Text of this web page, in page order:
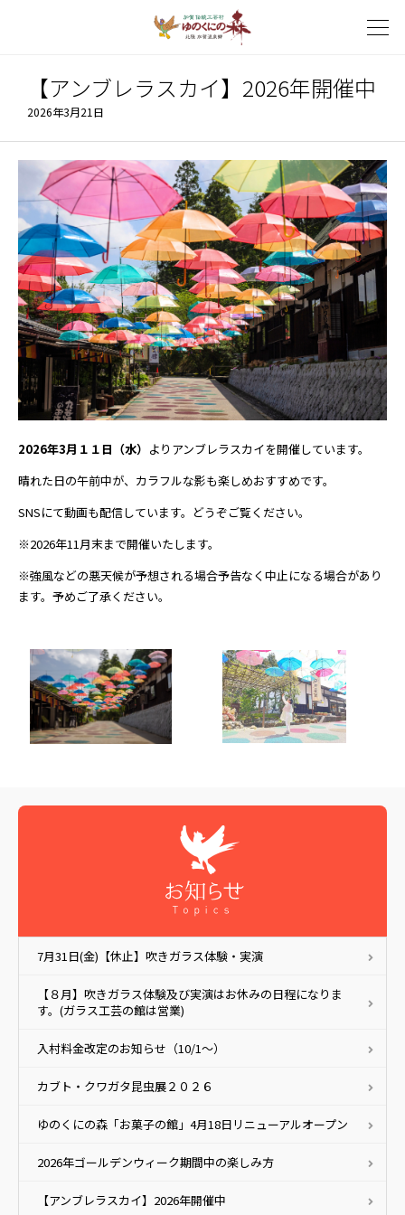
【アンブレラスカイ】2026年開催中
2026年3月21日
2026年3月１１日（水） よりアンブレラスカイを開催しています。
晴れた日の午前中が、カラフルな影も楽しめおすすめです。
SNSにて動画も配信しています。どうぞご覧ください。
※2026年11月末まで開催いたします。
※強風などの悪天候が予想される場合予告なく中止になる場合があり
ます。予めご了承ください。
7月31日(金)【休止】吹きガラス体験・実演
【８月】吹きガラス体験及び実演はお休みの日程になりま
す。(ガラス工芸の館は営業)
入村料金改定のお知らせ（10/1～）
カブト・クワガタ昆虫展２０２６
ゆのくにの森「お菓子の館」4月18日リニューアルオープン
2026年ゴールデンウィーク期間中の楽しみ方
【アンブレラスカイ】2026年開催中